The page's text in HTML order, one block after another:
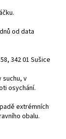
od data
342 01 Sušice
suchu, v
osychání.
extrémních
obalu.